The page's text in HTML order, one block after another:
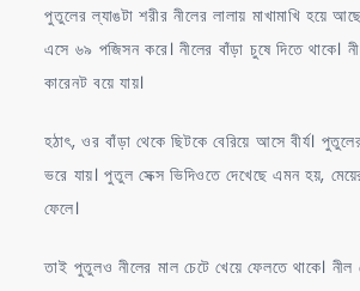
পুতুলের ল্যাঙটা শরীর নীলের লালায় মাখামাখি হয়ে
এসে ৬৯ পজিসন করে। নীলের বাঁড়া চুষে দিতে থাকে।
কারেনট বয়ে যায়।
হঠাৎ, ওর বাঁড়া থেকে ছিটকে বেরিয়ে আসে বীর্য।
ভরে যায়। পুতুল সেক্স ভিদিওতে দেখেছে এমন হয়,
ফেলে।
তাই পুতুলও নীলের মাল চেটে খেয়ে ফেলতে থাকে।